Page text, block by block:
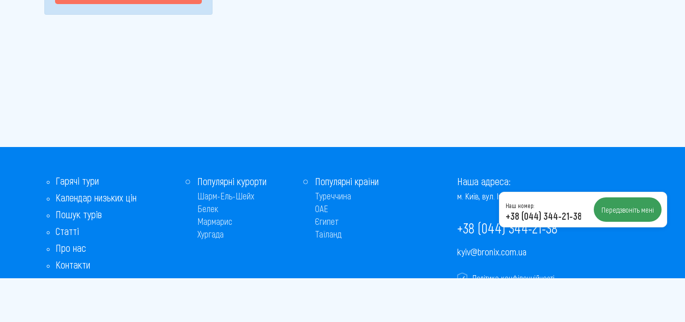
Гарячі тури
Календар низьких цін
Пошук турів
Статті
Про нас
Контакти
Бонусна програма
Популярні курорти
Шарм-Ель-Шейх
Белек
Мармарис
Хургада
Популярні країни
Туреччина
ОАЕ
Єгипет
Таїланд
Наша адреса:
м. Київ, вул. Інститутська, 22/7, оф. 41
+38 (044) 344-21-38
kyiv@bronix.com.ua
Політика конфіденційності
Наш номер:
+38 (044) 344-21-38 Передзвоніть мені